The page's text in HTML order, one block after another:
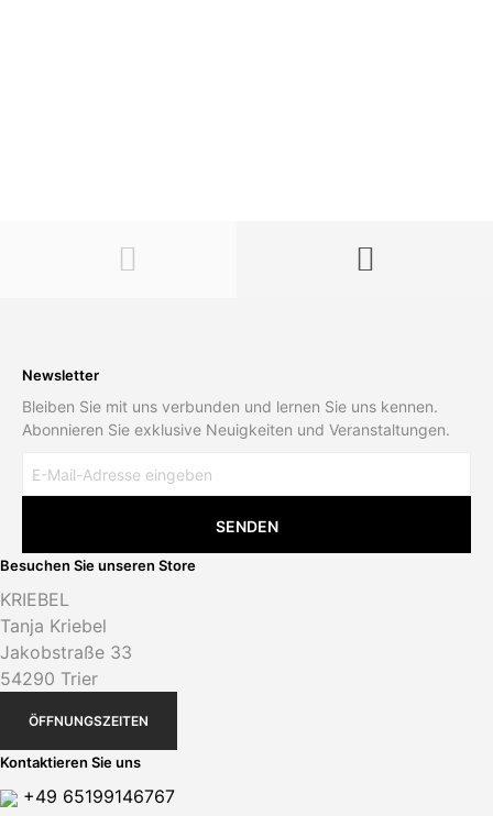
Newsletter
Bleiben Sie mit uns verbunden und lernen Sie uns kennen.
Abonnieren Sie exklusive Neuigkeiten und Veranstaltungen.
Besuchen Sie unseren Store
KRIEBEL
Tanja Kriebel
Jakobstraße 33
54290 Trier
ÖFFNUNGSZEITEN
Kontaktieren Sie uns
+49 65199146767